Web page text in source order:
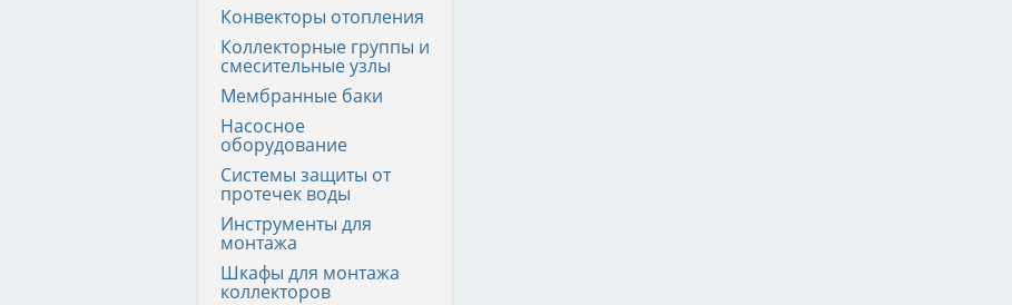
Конвекторы отопления
Коллекторные группы и
смесительные узлы
Мембранные баки
Насосное
оборудование
Системы защиты от
протечек воды
Инструменты для
монтажа
Шкафы для монтажа
коллекторов